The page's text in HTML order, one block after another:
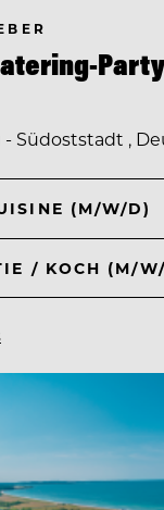
- Südoststadt ,
(M/W/D)
/ KOCH (M/